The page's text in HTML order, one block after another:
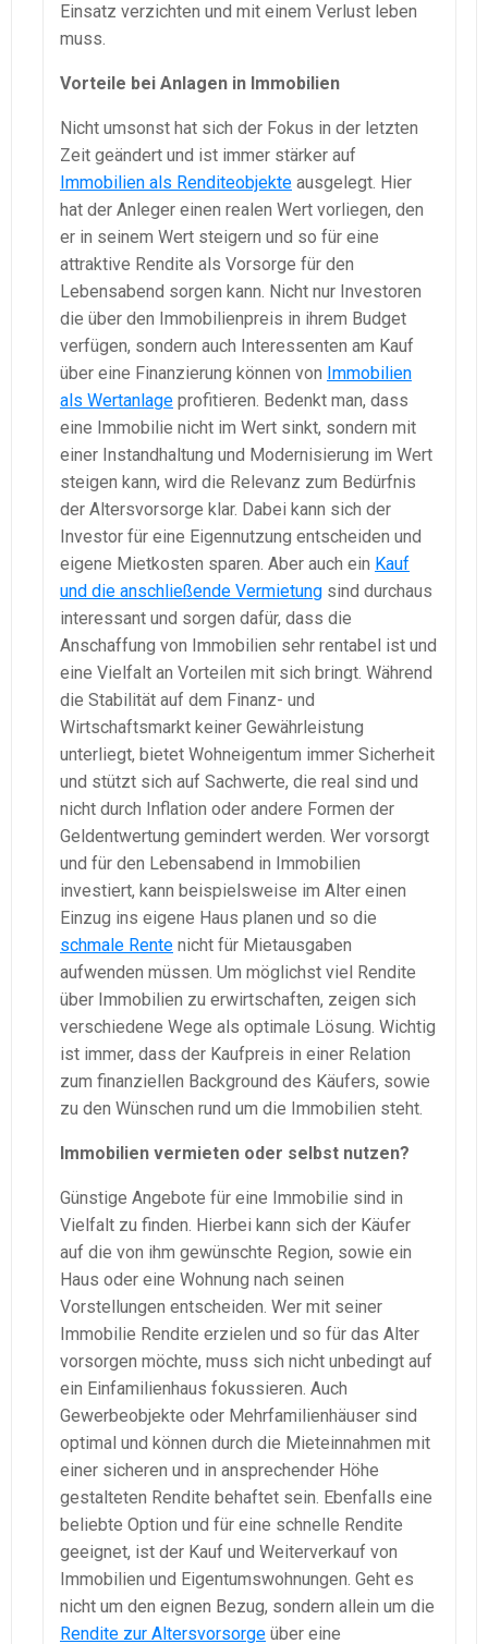
Einsatz verzichten und mit einem Verlust leben
muss.
Vorteile bei Anlagen in Immobilien
Nicht umsonst hat sich der Fokus in der letzten
Zeit geändert und ist immer stärker auf
Immobilien als Renditeobjekte ausgelegt. Hier
hat der Anleger einen realen Wert vorliegen, den
er in seinem Wert steigern und so für eine
attraktive Rendite als Vorsorge für den
Lebensabend sorgen kann. Nicht nur Investoren
die über den Immobilienpreis in ihrem Budget
verfügen, sondern auch Interessenten am Kauf
über eine Finanzierung können von Immobilien
als Wertanlage profitieren. Bedenkt man, dass
eine Immobilie nicht im Wert sinkt, sondern mit
einer Instandhaltung und Modernisierung im Wert
steigen kann, wird die Relevanz zum Bedürfnis
der Altersvorsorge klar. Dabei kann sich der
Investor für eine Eigennutzung entscheiden und
eigene Mietkosten sparen. Aber auch ein Kauf
und die anschließende Vermietung sind durchaus
interessant und sorgen dafür, dass die
Anschaffung von Immobilien sehr rentabel ist und
eine Vielfalt an Vorteilen mit sich bringt. Während
die Stabilität auf dem Finanz- und
Wirtschaftsmarkt keiner Gewährleistung
unterliegt, bietet Wohneigentum immer Sicherheit
und stützt sich auf Sachwerte, die real sind und
nicht durch Inflation oder andere Formen der
Geldentwertung gemindert werden. Wer vorsorgt
und für den Lebensabend in Immobilien
investiert, kann beispielsweise im Alter einen
Einzug ins eigene Haus planen und so die
schmale Rente nicht für Mietausgaben
aufwenden müssen. Um möglichst viel Rendite
über Immobilien zu erwirtschaften, zeigen sich
verschiedene Wege als optimale Lösung. Wichtig
ist immer, dass der Kaufpreis in einer Relation
zum finanziellen Background des Käufers, sowie
zu den Wünschen rund um die Immobilien steht.
Immobilien vermieten oder selbst nutzen?
Günstige Angebote für eine Immobilie sind in
Vielfalt zu finden. Hierbei kann sich der Käufer
auf die von ihm gewünschte Region, sowie ein
Haus oder eine Wohnung nach seinen
Vorstellungen entscheiden. Wer mit seiner
Immobilie Rendite erzielen und so für das Alter
vorsorgen möchte, muss sich nicht unbedingt auf
ein Einfamilienhaus fokussieren. Auch
Gewerbeobjekte oder Mehrfamilienhäuser sind
optimal und können durch die Mieteinnahmen mit
einer sicheren und in ansprechender Höhe
gestalteten Rendite behaftet sein. Ebenfalls eine
beliebte Option und für eine schnelle Rendite
geeignet, ist der Kauf und Weiterverkauf von
Immobilien und Eigentumswohnungen. Geht es
nicht um den eignen Bezug, sondern allein um die
Rendite zur Altersvorsorge über eine